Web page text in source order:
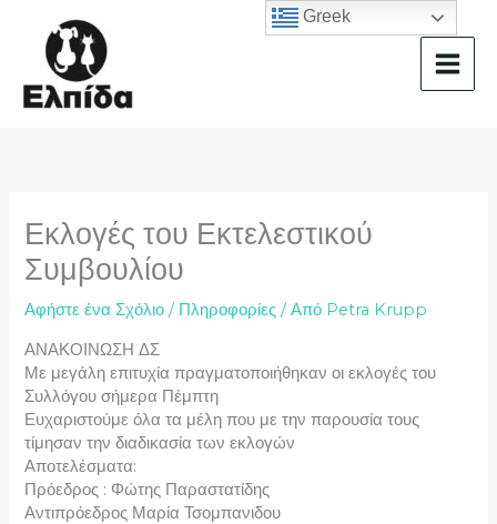
περιεχόμενο
Εκλογές του Εκτελεστικού
Συμβουλίου
Αφήστε ένα Σχόλιο / Πληροφορίες / Από Petra Krupp
ΑΝΑΚΟΙΝΩΣΗ ΔΣ
Με μεγάλη επιτυχία πραγματοποιήθηκαν οι εκλογές του
Συλλόγου σήμερα Πέμπτη
Ευχαριστούμε όλα τα μέλη που με την παρουσία τους
τίμησαν την διαδικασία των εκλογών
Αποτελέσματα:
Πρόεδρος : Φώτης Παραστατίδης
Αντιπρόεδρος Μαρία Τσομπανιδου
Greek